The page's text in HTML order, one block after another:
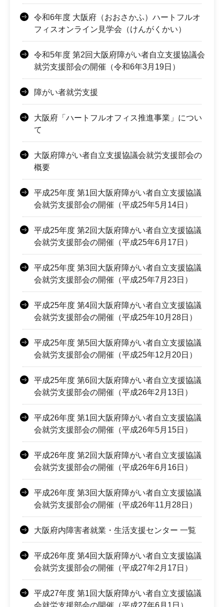
令和6年度 大阪府（おおさかふ）ハートフルオ
フィスオンライン見学会（けんがくかい）
令和5年度 第2回大阪府障がい者自立支援協議会
就労支援部会の開催（令和6年3月19日）
障がい者就労支援
大阪府「ハートフルオフィス推進事業」につい
て
大阪府障がい者自立支援協議会就労支援部会の
概要
平成25年度 第1回大阪府障がい者自立支援協議
会就労支援部会の開催（平成25年5月14日）
平成25年度 第2回大阪府障がい者自立支援協議
会就労支援部会の開催（平成25年6月17日）
平成25年度 第3回大阪府障がい者自立支援協議
会就労支援部会の開催（平成25年7月23日）
平成25年度 第4回大阪府障がい者自立支援協議
会就労支援部会の開催（平成25年10月28日）
平成25年度 第5回大阪府障がい者自立支援協議
会就労支援部会の開催（平成25年12月20日）
平成25年度 第6回大阪府障がい者自立支援協議
会就労支援部会の開催（平成26年2月13日）
平成26年度 第1回大阪府障がい者自立支援協議
会就労支援部会の開催（平成26年5月15日）
平成26年度 第2回大阪府障がい者自立支援協議
会就労支援部会の開催（平成26年6月16日）
平成26年度 第3回大阪府障がい者自立支援協議
会就労支援部会の開催（平成26年11月28日）
大阪府内障害者就業・生活支援センター 一覧
平成26年度 第4回大阪府障がい者自立支援協議
会就労支援部会の開催（平成27年2月17日）
平成27年度 第1回大阪府障がい者自立支援協議